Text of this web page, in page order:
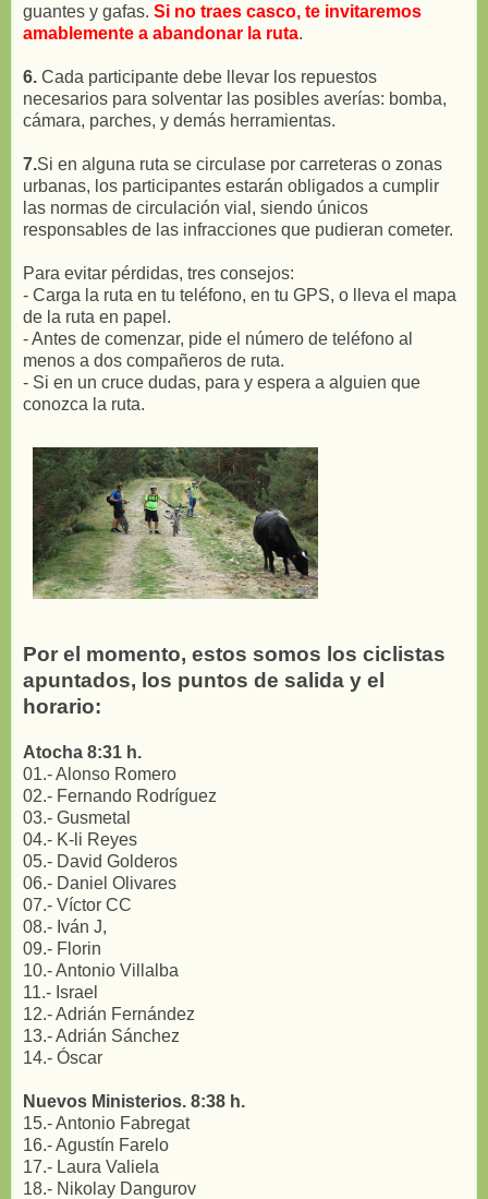
guantes y gafas. Si no traes casco, te invitaremos
amablemente a abandonar la ruta.
6. Cada participante debe llevar los repuestos
necesarios para solventar las posibles averías: bomba,
cámara, parches, y demás herramientas.
7.Si en alguna ruta se circulase por carreteras o zonas
urbanas, los participantes estarán obligados a cumplir
las normas de circulación vial, siendo únicos
responsables de las infracciones que pudieran cometer.
Para evitar pérdidas, tres consejos:
- Carga la ruta en tu teléfono, en tu GPS, o lleva el mapa
de la ruta en papel.
- Antes de comenzar, pide el número de teléfono al
menos a dos compañeros de ruta.
- Si en un cruce dudas, para y espera a alguien que
conozca la ruta.
Por el momento, estos somos los ciclistas
apuntados, los puntos de salida y el
horario:
Atocha 8:31 h.
01.- Alonso Romero
02.- Fernando Rodríguez
03.- Gusmetal
04.- K-li Reyes
05.- David Golderos
06.- Daniel Olivares
07.- Víctor CC
08.- Iván J,
09.- Florin
10.- Antonio Villalba
11.- Israel
12.- Adrián Fernández
13.- Adrián Sánchez
14.- Óscar
Nuevos Ministerios. 8:38 h.
15.- Antonio Fabregat
16.- Agustín Farelo
17.- Laura Valiela
18.- Nikolay Dangurov